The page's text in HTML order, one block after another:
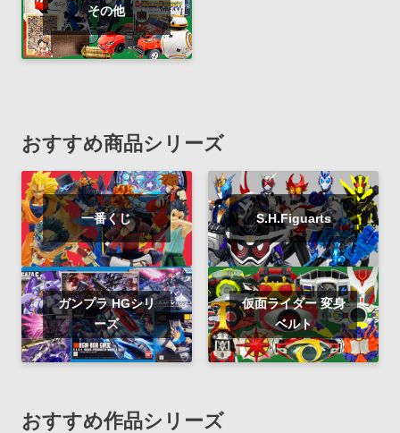
その他
おすすめ商品シリーズ
一番くじ S.H.Figuarts
ガンプラ HGシリ
ーズ
仮面ライダー 変身
ベルト
おすすめ作品シリーズ